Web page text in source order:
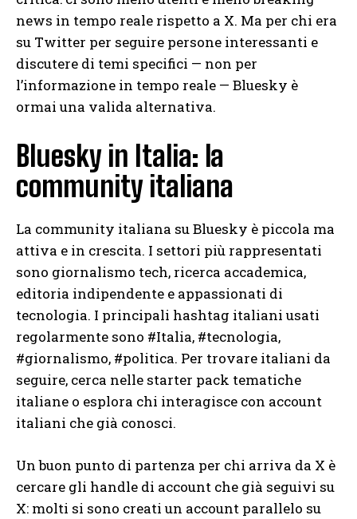
news in tempo reale rispetto a X. Ma per chi era
su Twitter per seguire persone interessanti e
discutere di temi specifici — non per
l’informazione in tempo reale — Bluesky è
ormai una valida alternativa.
Bluesky in Italia: la
community italiana
La community italiana su Bluesky è piccola ma
attiva e in crescita. I settori più rappresentati
sono giornalismo tech, ricerca accademica,
editoria indipendente e appassionati di
tecnologia. I principali hashtag italiani usati
regolarmente sono #Italia, #tecnologia,
#giornalismo, #politica. Per trovare italiani da
seguire, cerca nelle starter pack tematiche
italiane o esplora chi interagisce con account
italiani che già conosci.
Un buon punto di partenza per chi arriva da X è
cercare gli handle di account che già seguivi su
X: molti si sono creati un account parallelo su